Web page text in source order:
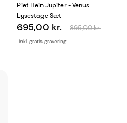
Piet Hein Jupiter - Venus
Lysestage Sæt
inkl. gratis gravering
695,00 kr. 895,00 kr.